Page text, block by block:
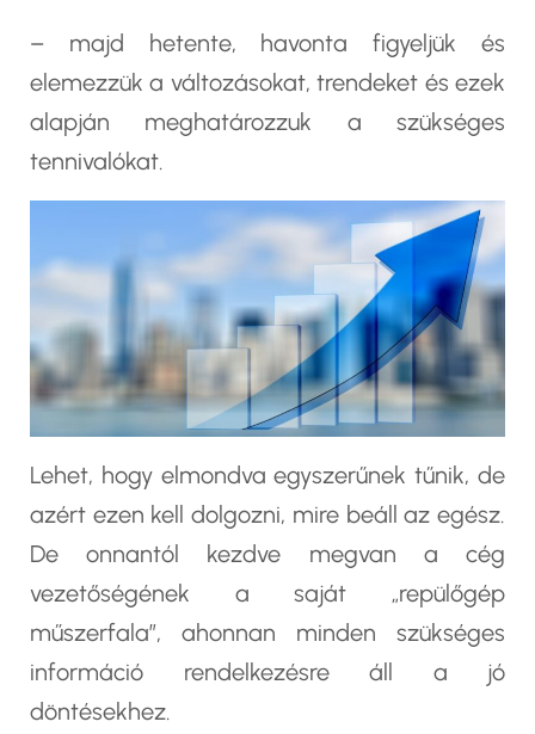
– majd hetente, havonta figyeljük és
elemezzük a változásokat, trendeket és ezek
alapján meghatározzuk a szükséges
tennivalókat.
Lehet, hogy elmondva egyszerűnek tűnik, de
azért ezen kell dolgozni, mire beáll az egész.
De onnantól kezdve megvan a cég
vezetőségének a saját „repülőgép
műszerfala”, ahonnan minden szükséges
információ rendelkezésre áll a jó
döntésekhez.